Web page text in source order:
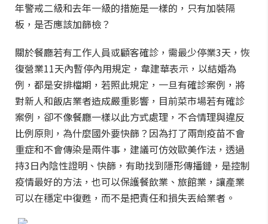
年警戒二級和去年一級的措施是一樣的，只有加裝隔
板，是否應該加篩檢？
關於餐廳若有工作人員或顧客確診，需最少停業3天，恢
復營業11天內暫停內用規定，韋建華表示，以結婚為
例，都是安排檔期，若照此規定，一旦有確診案例，將
對新人和飯店業者造成嚴重影響，目前菜市場若有確診
案例，卻不像餐廳一樣以此方式處理，不合情理與違反
比例原則，為什麼國外要快篩？因為打了兩劑疫苗不會
重症和不會傳染是兩件事，建議可仿效歐美作法，透過
持3日內陰性證明、快篩，有助找到隱形傳播鏈，是控制
疫情最好的方法，也可以保護餐飲業、旅館業，讓產業
可以在穩定中復甦，而不是把責任和損失丟給業者。